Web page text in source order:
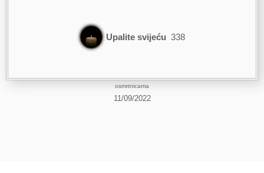
Upalite svijeću 338
osmrtnicama
11/09/2022